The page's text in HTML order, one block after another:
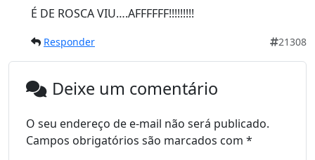
É DE ROSCA VIU….AFFFFFF!!!!!!!!!
Responder 21308
Deixe um comentário
O seu endereço de e-mail não será publicado.
Campos obrigatórios são marcados com *